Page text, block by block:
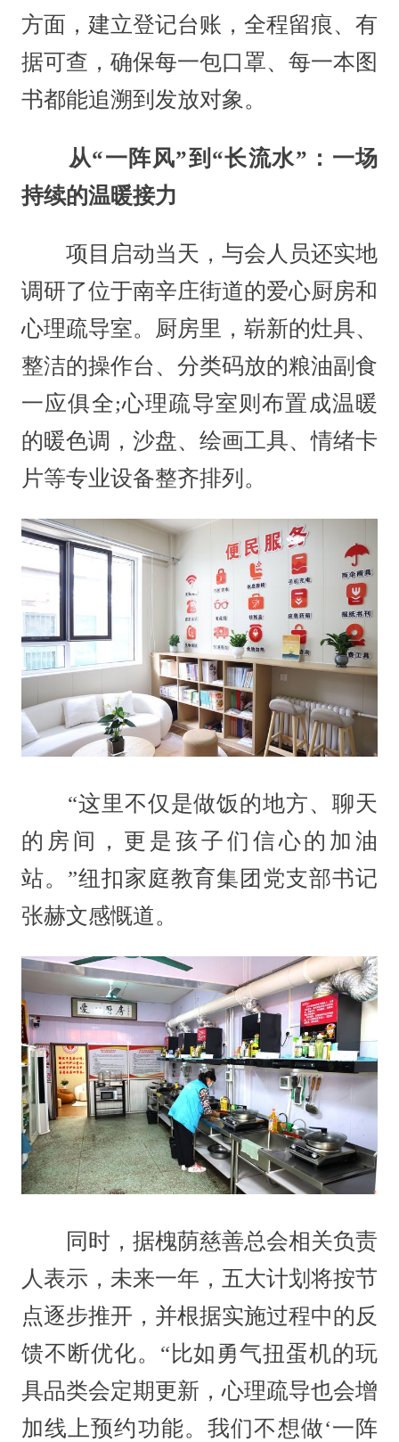
方面，建立登记台账，全程留痕、有
据可查，确保每一包口罩、每一本图
书都能追溯到发放对象。
从“一阵风”到“长流水”：一场
持续的温暖接力
项目启动当天，与会人员还实地
调研了位于南辛庄街道的爱心厨房和
心理疏导室。厨房里，崭新的灶具、
整洁的操作台、分类码放的粮油副食
一应俱全;心理疏导室则布置成温暖
的暖色调，沙盘、绘画工具、情绪卡
片等专业设备整齐排列。
“这里不仅是做饭的地方、聊天
的房间，更是孩子们信心的加油
站。”纽扣家庭教育集团党支部书记
张赫文感慨道。
同时，据槐荫慈善总会相关负责
人表示，未来一年，五大计划将按节
点逐步推开，并根据实施过程中的反
馈不断优化。“比如勇气扭蛋机的玩
具品类会定期更新，心理疏导也会增
加线上预约功能。我们不想做‘一阵